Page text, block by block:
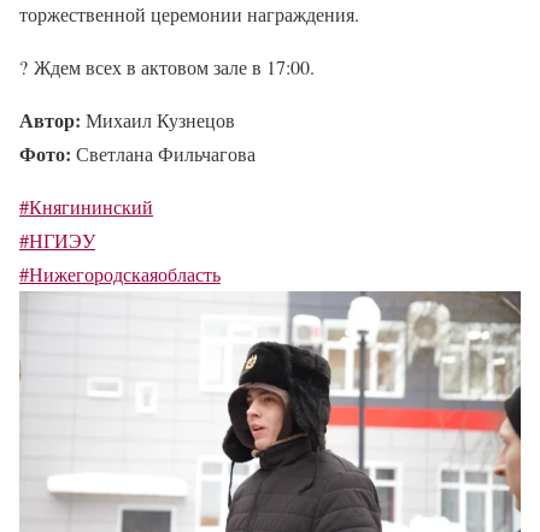
торжественной церемонии награждения.
? Ждем всех в актовом зале в 17:00.
Автор: Михаил Кузнецов
Фото: Светлана Фильчагова
#Княгининский
#НГИЭУ
#Нижегородскаяобласть